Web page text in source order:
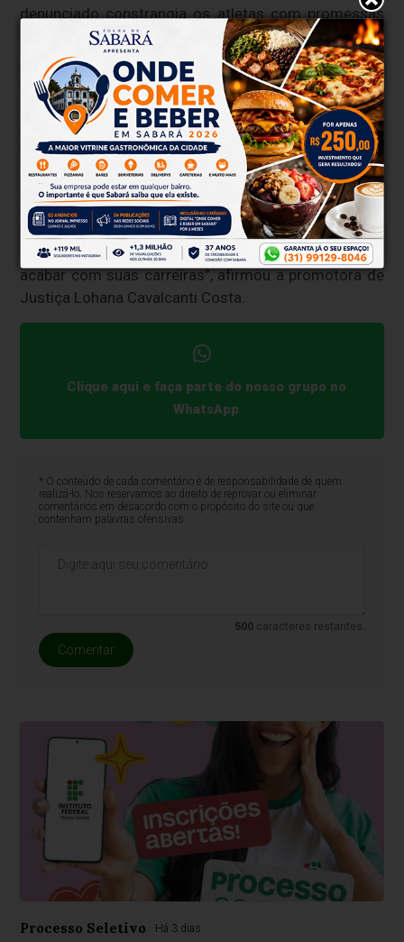
denunciado constrangia os atletas com promessas
de ascensão profissional para obter favores sexuais",
afirma trecho da denúncia, que cita 14 adolescentes
como vítimas dele.
E os jovens que não se rendiam as pressões do
treinador sofriam punições e eram ridicularizados na
presença dos outros atletas. "O denunciado exercia
controle emocional sobre os adolescentes e,
aproveitando-se da pretensão profissionais deles,
exigia que realizassem suas vontades, dentro e fora
das quadras, com ameaças de tirá-los do time e de
acabar com suas carreiras”, afirmou a promotora de
Justiça Lohana Cavalcanti Costa.
Clique aqui e faça parte do nosso grupo no
WhatsApp
* O conteúdo de cada comentário é de responsabilidade de quem
realizá-lo. Nos reservamos ao direito de reprovar ou eliminar
comentários em desacordo com o propósito do site ou que
contenham palavras ofensivas.
500 caracteres restantes.
Comentar
Processo Seletivo Há 3 dias